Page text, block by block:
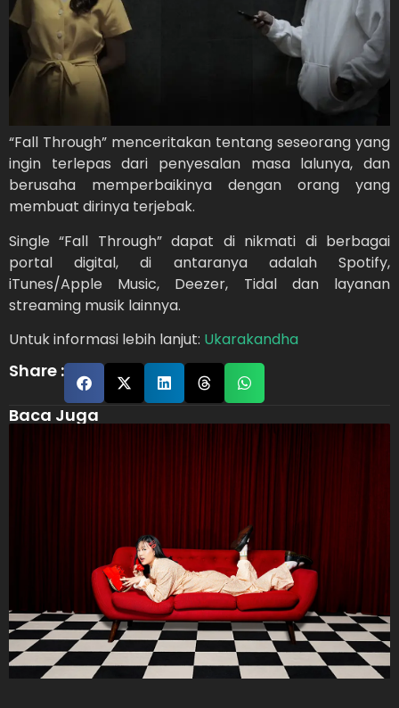
“Fall Through” menceritakan tentang seseorang yang
ingin terlepas dari penyesalan masa lalunya, dan
berusaha memperbaikinya dengan orang yang
membuat dirinya terjebak.
Single “Fall Through” dapat di nikmati di berbagai
portal digital, di antaranya adalah Spotify,
iTunes/Apple Music, Deezer, Tidal dan layanan
streaming musik lainnya.
Untuk informasi lebih lanjut: Ukarakandha
Share :
Baca Juga